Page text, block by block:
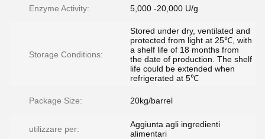
Enzyme Activity: 5,000 -20,000 U/g
Storage Conditions:
Stored under dry, ventilated and
protected from light at 25℃, with
a shelf life of 18 months from
the date of production. The shelf
life could be extended when
refrigerated at 5℃
Package Size: 20kg/barrel
utilizzare per:
Aggiunta agli ingredienti
alimentari